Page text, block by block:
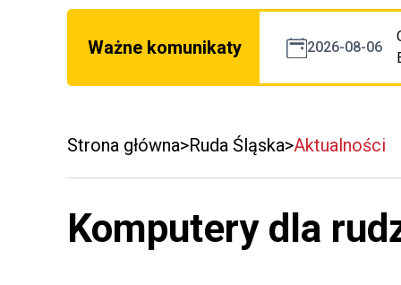
Ważne komunikaty 2026-08-06
Strona główna Ruda Śląska Aktualności
Komputery dla